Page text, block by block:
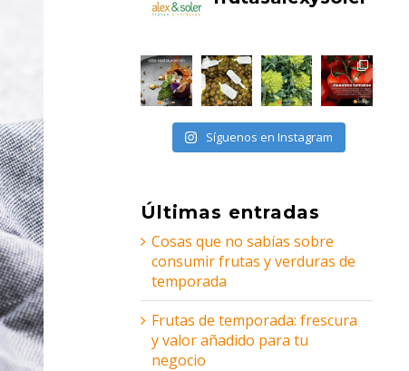
Síguenos en Instagram
Últimas entradas
Cosas que no sabías sobre
consumir frutas y verduras de
temporada
Frutas de temporada: frescura
y valor añadido para tu
negocio